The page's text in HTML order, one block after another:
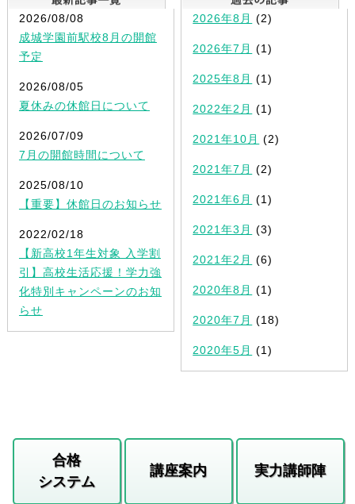
2026/08/08
成城学園前駅校8月の開館
予定
2026/08/05
夏休みの休館日について
2026/07/09
7月の開館時間について
2025/08/10
【重要】休館日のお知らせ
2022/02/18
【新高校1年生対象 入学割
引】高校生活応援！学力強
化特別キャンペーンのお知
らせ
2026年8月 (2)
2026年7月 (1)
2025年8月 (1)
2022年2月 (1)
2021年10月 (2)
2021年7月 (2)
2021年6月 (1)
2021年3月 (3)
2021年2月 (6)
2020年8月 (1)
2020年7月 (18)
2020年5月 (1)
合格
システム
講座案内 実力講師陣